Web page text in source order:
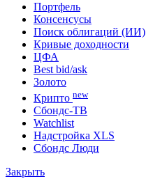
Портфель
Консенсусы
Поиск облигаций (ИИ)
Кривые доходности
ЦФА
Best bid/ask
Золото
Крипто new
Сбондс-ТВ
Watchlist
Надстройка XLS
Сбондс Люди
Закрыть